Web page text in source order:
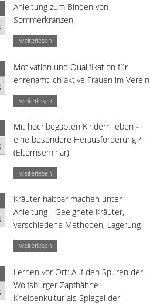
Anleitung zum Binden von
Sommerkränzen
weiterlesen
Motivation und Qualifikation für
ehrenamtlich aktive Frauen im Verein
weiterlesen
Mit hochbegabten Kindern leben -
eine besondere Herausforderung!?
(Elternseminar)
weiterlesen
Kräuter haltbar machen unter
Anleitung - Geeignete Kräuter,
verschiedene Methoden, Lagerung
weiterlesen
Lernen vor Ort: Auf den Spuren der
Wolfsburger Zapfhähne -
Kneipenkultur als Spiegel der